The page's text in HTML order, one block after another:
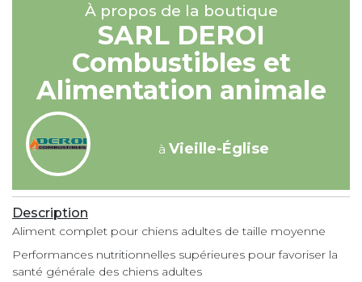
À propos de la boutique
SARL DEROI
Combustibles et
Alimentation animale
à Vieille-Église
Description
Aliment complet pour chiens adultes de taille moyenne
Performances nutritionnelles supérieures pour favoriser la
santé générale des chiens adultes